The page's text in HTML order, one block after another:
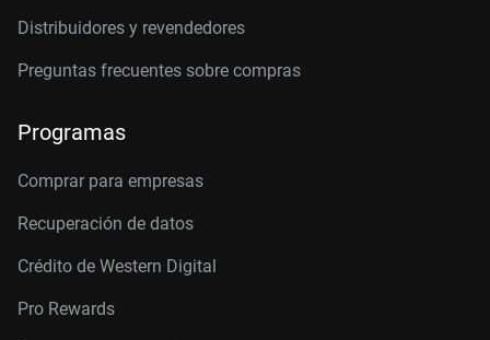
Distribuidores y revendedores
Preguntas frecuentes sobre compras
Programas
Comprar para empresas
Recuperación de datos
Crédito de Western Digital
Pro Rewards